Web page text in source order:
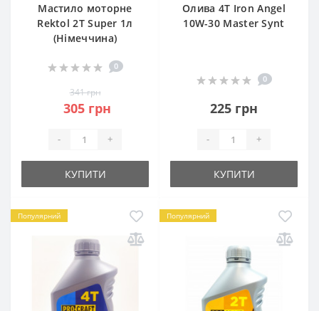
Мастило моторне
Rektol 2T Super 1л
(Німеччина)
0
341 грн
305 грн
- +
КУПИТИ
Олива 4T Iron Angel
10W-30 Master Synt
0
225 грн
- +
КУПИТИ
Популярний Популярний